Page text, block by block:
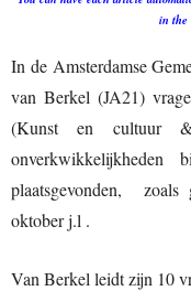
in the
In de Amsterdamse
van Berkel (JA21)
(Kunst en cultuur
plaatsgevonden,
oktober j.l .
Van Berkel leidt zijn 10